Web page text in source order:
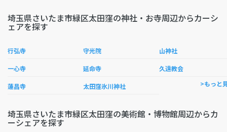
埼玉県さいたま市緑区太田窪の神社・お寺周辺からカーシ
ェアを探す
行弘寺 守光院 山神社
一心寺 延命寺 久遠教会
蓮昌寺 太田窪氷川神社 >もっと
埼玉県さいたま市緑区太田窪の美術館・博物館周辺からカ
ーシェアを探す